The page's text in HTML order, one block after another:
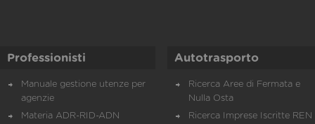
Professionisti
Manuale gestione utenze per
agenzie
Materia ADR-RID-ADN
Autotrasporto
Ricerca Aree di Fermata e
Nulla Osta
Ricerca Imprese Iscritte REN